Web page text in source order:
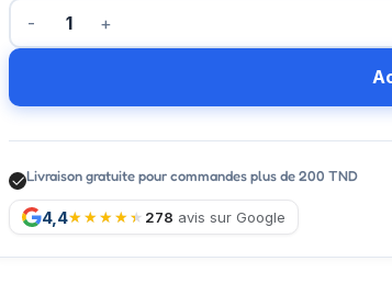
Livraison gratuite pour commandes plus de 200 TND
4,4 278 avis sur Google